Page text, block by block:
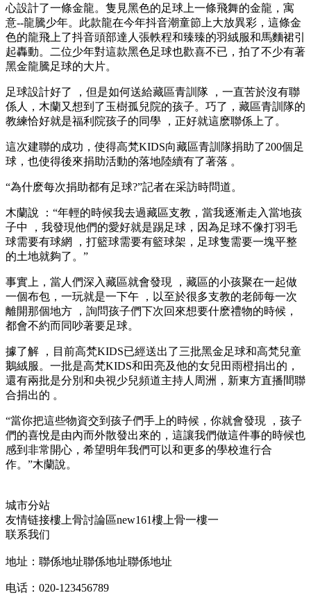
心設計了一條金龍。隻見黑色的足球上一條飛舞的金龍 ，寓
意--龍騰少年。此款龍在今年抖音潮童節上大放異彩，這條金
色的龍飛上了抖音頭部達人張軼程和臻臻的羽絨服和馬麵裙引
起轟動。二位少年對這款黑色足球也歡喜不已，拍了不少有著
黑金龍騰足球的大片。
足球設計好了 ，但是如何送給藏區青訓隊 ，一直苦於沒有聯
係人 ，木蘭又想到了玉樹孤兒院的孩子。巧了，藏區青訓隊的
教練恰好就是福利院孩子的同學 ，正好就這麽聯係上了。
這次建聯的成功，使得高梵KIDS向藏區青訓隊捐助了200個足
球，也使得後來捐助活動的落地陸續有了著落 。
“為什麽每次捐助都有足球?”記者在采訪時問道。
木蘭說 ：“年輕的時候我去過藏區支教，當我逐漸走入當地孩
子中 ，我發現他們的愛好就是踢足球 ，因為足球不像打羽毛
球需要有球網 ，打籃球需要有籃球架，足球隻需要一塊平整
的土地就夠了。”
事實上 ，當人們深入藏區就會發現 ，藏區的小孩聚在一起做
一個布包，一玩就是一下午 ，以至於很多支教的老師每一次
離開那個地方 ，詢問孩子們下次回來想要什麽禮物的時候，
都會不約而同吵著要足球 。
據了解 ，目前高梵KIDS已經送出了三批黑金足球和高梵兒童
鵝絨服。一批是高梵KIDS和田亮及他的女兒田雨橙捐出的 ，
還有兩批是分別和央視少兒頻道主持人周洲，新東方直播間聯
合捐出的 。
“當你把這些物資交到孩子們手上的時候 ，你就會發現 ，孩子
們的喜悅是由內而外散發出來的，這讓我們做這件事的時候也
感到非常開心 ，希望明年我們可以和更多的學校進行合
作。”木蘭說。
城市分站
友情链接樓上骨討論區new161樓上骨一樓一
联系我们
地址：聯係地址聯係地址聯係地址
电话：020-123456789